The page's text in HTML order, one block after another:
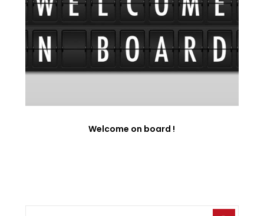
Welcome on board !